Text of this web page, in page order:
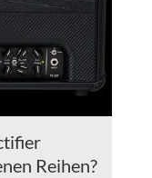
Reihen?